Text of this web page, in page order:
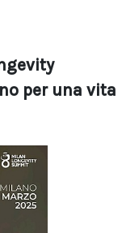
per una vita